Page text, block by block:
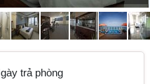
trả phòng